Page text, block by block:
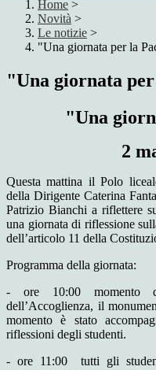
Home >
Novità >
Le notizie >
"Una giornata per la
"Una giornata
"Una
2
Questa mattina il Polo
della Dirigente Caterina
Patrizio Bianchi a riflettere
una giornata di riflessione
dell’articolo 11 della
Programma della giornata:
- ore 10:00 momento
dell’Accoglienza, il
momento è stato
riflessioni degli studenti.
- ore 11:00 tutti gli